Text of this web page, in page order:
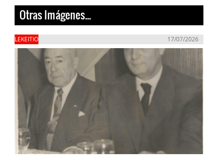
Otras Imágenes...
LEKEITIO 17/07/2026